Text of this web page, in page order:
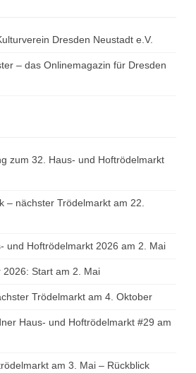
Dresden Neustadt e.V.
– das Onlinemagazin für Dresden
zum 32. Haus- und Hoftrödelmarkt
– nächster Trödelmarkt am 22.
und Hoftrödelmarkt 2026 am 2. Mai
2026: Start am 2. Mai
Trödelmarkt am 4. Oktober
Haus- und Hoftrödelmarkt #29 am
am 3. Mai – Rückblick